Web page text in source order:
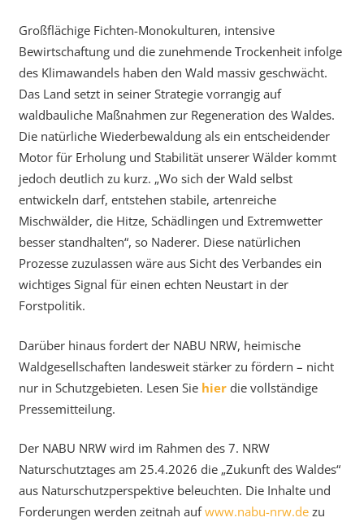
Großflächige Fichten-Monokulturen, intensive
Bewirtschaftung und die zunehmende Trockenheit infolge
des Klimawandels haben den Wald massiv geschwächt.
Das Land setzt in seiner Strategie vorrangig auf
waldbauliche Maßnahmen zur Regeneration des Waldes.
Die natürliche Wiederbewaldung als ein entscheidender
Motor für Erholung und Stabilität unserer Wälder kommt
jedoch deutlich zu kurz. „Wo sich der Wald selbst
entwickeln darf, entstehen stabile, artenreiche
Mischwälder, die Hitze, Schädlingen und Extremwetter
besser standhalten“, so Naderer. Diese natürlichen
Prozesse zuzulassen wäre aus Sicht des Verbandes ein
wichtiges Signal für einen echten Neustart in der
Forstpolitik.
Darüber hinaus fordert der NABU NRW, heimische
Waldgesellschaften landesweit stärker zu fördern – nicht
nur in Schutzgebieten. Lesen Sie hier die vollständige
Pressemitteilung.
Der NABU NRW wird im Rahmen des 7. NRW
Naturschutztages am 25.4.2026 die „Zukunft des Waldes“
aus Naturschutzperspektive beleuchten. Die Inhalte und
Forderungen werden zeitnah aufwww.nabu-nrw.dezu